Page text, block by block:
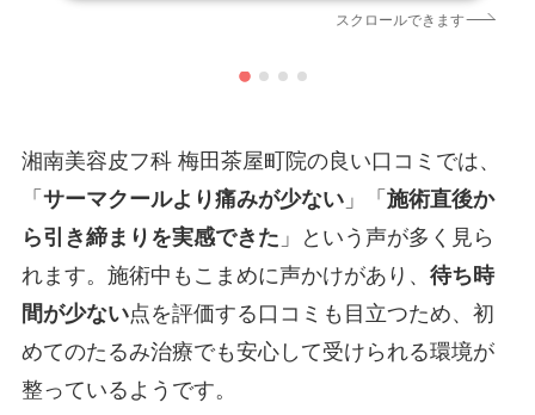
スクロールできます
湘南美容皮フ科 梅田茶屋町院の良い口コミでは、
「 サーマクールより痛みが少ない」「 施術直後か
ら引き締まりを実感できた 」という声が多く見ら
れます。施術中もこまめに声かけがあり、 待ち時
間が少ない点を評価する口コミも目立つため、初
めてのたるみ治療でも安心して受けられる環境が
整っているようです。